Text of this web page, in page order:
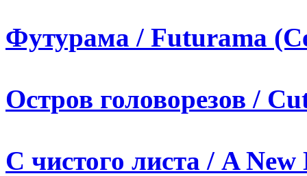
Футурама / Futurama
Остров головорезов /
С чистого листа / A